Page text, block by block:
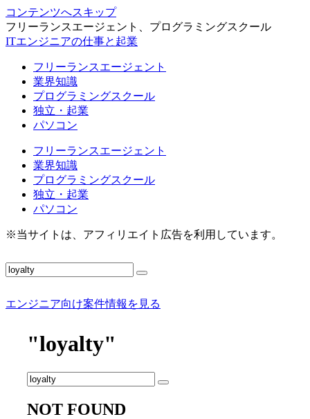
コンテンツへスキップ
フリーランスエージェント、プログラミングスクール
ITエンジニアの仕事と起業
フリーランスエージェント
業界知識
プログラミングスクール
独立・起業
パソコン
フリーランスエージェント
業界知識
プログラミングスクール
独立・起業
パソコン
※当サイトは、アフィリエイト広告を利用しています。
エンジニア向け案件情報を見る
"loyalty"
NOT FOUND